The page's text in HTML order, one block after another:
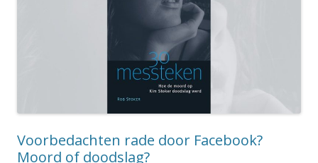
Voorbedachten rade door Facebook?
Moord of doodslag?